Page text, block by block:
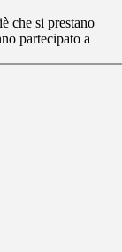
che si prestano
partecipato a